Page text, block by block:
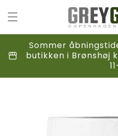
indhold
storefront
Sommer
butikken i Brønshøj